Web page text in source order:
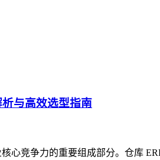
与高效选型指南
心竞争力的重要组成部分。仓库